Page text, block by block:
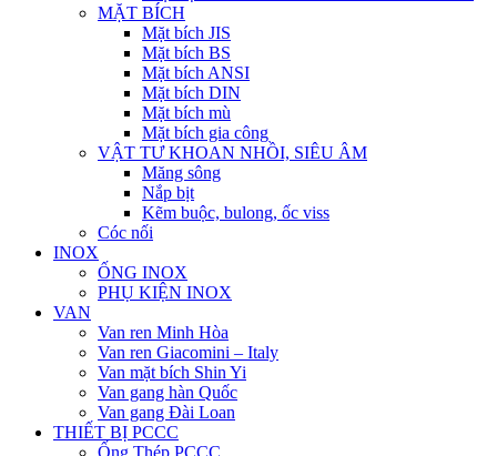
MẶT BÍCH
Mặt bích JIS
Mặt bích BS
Mặt bích ANSI
Mặt bích DIN
Mặt bích mù
Mặt bích gia công
VẬT TƯ KHOAN NHỒI, SIÊU ÂM
Măng sông
Nắp bịt
Kẽm buộc, bulong, ốc viss
Cóc nối
INOX
ỐNG INOX
PHỤ KIỆN INOX
VAN
Van ren Minh Hòa
Van ren Giacomini – Italy
Van mặt bích Shin Yi
Van gang hàn Quốc
Van gang Đài Loan
THIẾT BỊ PCCC
Ống Thép PCCC